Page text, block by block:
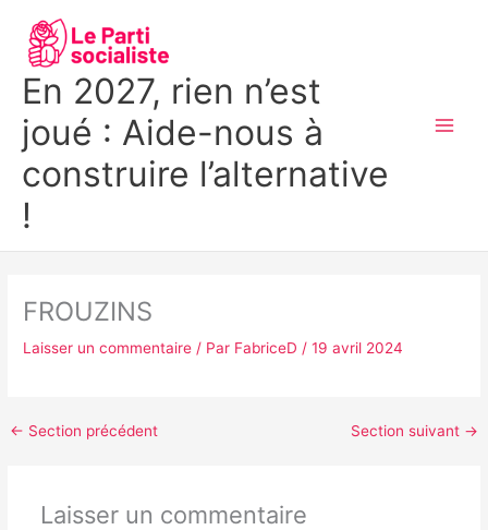
contenu
En 2027, rien n’est
joué : Aide-nous à
construire l’alternative
!
FROUZINS
Laisser un commentaire / Par FabriceD/19 avril 2024
← Section précédent Section suivant →
Laisser un commentaire